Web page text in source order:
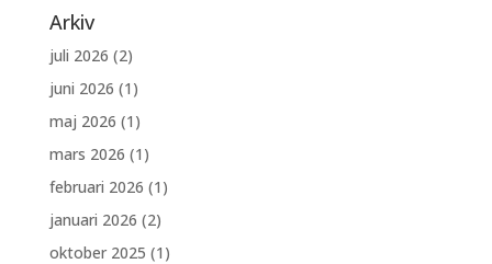
Arkiv
juli 2026 (2)
juni 2026 (1)
maj 2026 (1)
mars 2026 (1)
februari 2026 (1)
januari 2026 (2)
oktober 2025 (1)